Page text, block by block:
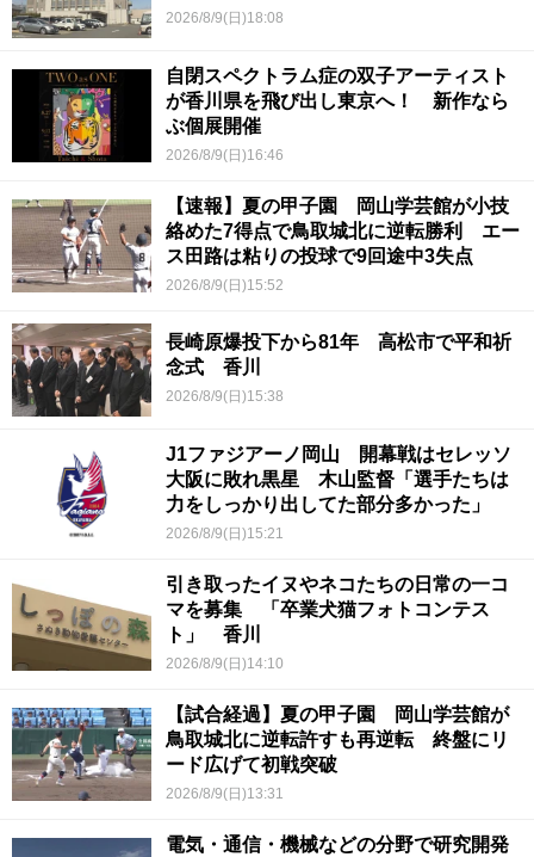
2026/8/9(日)18:08
自閉スペクトラム症の双子アーティスト
が香川県を飛び出し東京へ！ 新作なら
ぶ個展開催
2026/8/9(日)16:46
【速報】夏の甲子園 岡山学芸館が小技
絡めた7得点で鳥取城北に逆転勝利 エー
ス田路は粘りの投球で9回途中3失点
2026/8/9(日)15:52
長崎原爆投下から81年 高松市で平和祈
念式 香川
2026/8/9(日)15:38
J1ファジアーノ岡山 開幕戦はセレッソ
大阪に敗れ黒星 木山監督「選手たちは
力をしっかり出してた部分多かった」
2026/8/9(日)15:21
引き取ったイヌやネコたちの日常の一コ
マを募集 「卒業犬猫フォトコンテス
ト」 香川
2026/8/9(日)14:10
【試合経過】夏の甲子園 岡山学芸館が
鳥取城北に逆転許すも再逆転 終盤にリ
ード広げて初戦突破
2026/8/9(日)13:31
電気・通信・機械などの分野で研究開発